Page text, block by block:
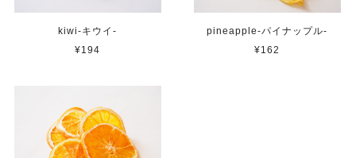
kiwi-キウイ-
¥194
pineapple-パイナップル-
¥162